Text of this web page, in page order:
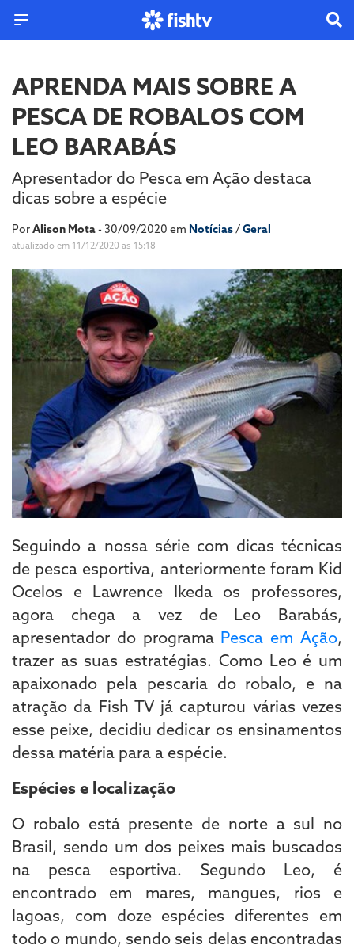
APRENDA MAIS SOBRE A
PESCA DE ROBALOS COM
LEO BARABÁS
Apresentador do Pesca em Ação destaca
dicas sobre a espécie
PorAlison Mota- 30/09/2020 em Notícias/Geral -
atualizado em 11/12/2020 as 15:18
Seguindo a nossa série com dicas técnicas
de pesca esportiva, anteriormente foram Kid
Ocelos e Lawrence Ikeda os professores,
agora chega a vez de Leo Barabás,
apresentador do programa Pesca em Ação,
trazer as suas estratégias. Como Leo é um
apaixonado pela pescaria do robalo, e na
atração da Fish TV já capturou várias vezes
esse peixe, decidiu dedicar os ensinamentos
dessa matéria para a espécie.
Espécies e localização
O robalo está presente de norte a sul no
Brasil, sendo um dos peixes mais buscados
na pesca esportiva. Segundo Leo, é
encontrado em mares, mangues, rios e
lagoas, com doze espécies diferentes em
todo o mundo, sendo seis delas encontradas